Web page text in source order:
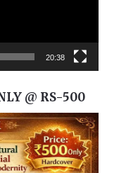
20:38
@ RS-500